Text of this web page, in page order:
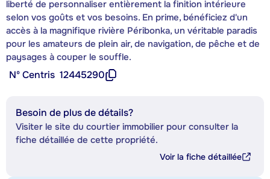
liberté de personnaliser entièrement la finition intérieure
selon vos goûts et vos besoins. En prime, bénéficiez d'un
accès à la magnifique rivière Péribonka, un véritable paradis
pour les amateurs de plein air, de navigation, de pêche et de
paysages à couper le souffle.
Nº Centris 12445290
Besoin de plus de détails?
Visiter le site du courtier immobilier pour consulter la
fiche détaillée de cette propriété.
Voir la fiche détaillée